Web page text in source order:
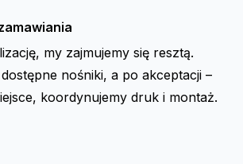
my zajmujemy się resztą.
nośniki, a po akceptacji –
koordynujemy druk i montaż.